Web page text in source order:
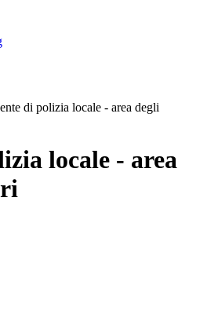
di polizia locale - area degli
locale - area